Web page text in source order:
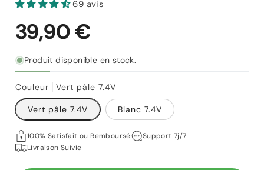
69 avis
Produit disponible en stock.
Couleur Vert pâle 7.4V
Vert pâle 7.4V Blanc 7.4V
100% Satisfait ou Remboursé
Support 7j/7
Livraison Suivie